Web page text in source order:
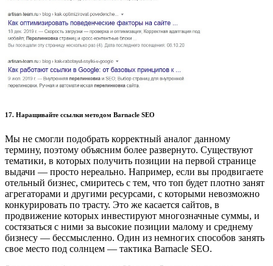
17. Наращивайте ссылки методом Barnacle SEO
Мы не смогли подобрать корректный аналог данному
термину, поэтому объясним более развернуто. Существуют
тематики, в которых получить позиции на первой странице
выдачи — просто нереально. Например, если вы продвигаете
отельный бизнес, смиритесь с тем, что топ будет плотно занят
агрегаторами и другими ресурсами, с которыми невозможно
конкурировать по трасту. Это же касается сайтов, в
продвижение которых инвестируют многозначные суммы, и
состязаться с ними за высокие позиции малому и среднему
бизнесу — бессмысленно. Один из немногих способов занять
свое место под солнцем — тактика Barnacle SEO.